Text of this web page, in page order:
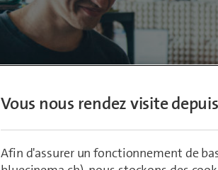
Vous nous rendez visite
Afin d'assurer un fonctionnement de